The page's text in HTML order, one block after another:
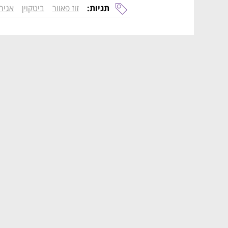
תגיות: זוז פאוור ביטקוין